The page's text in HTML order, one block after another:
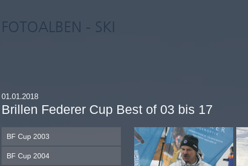
FOTOALBEN - SKI
01.01.2018
Brillen Federer Cup Best of 03 bis 17
BF Cup 2003
BF Cup 2004